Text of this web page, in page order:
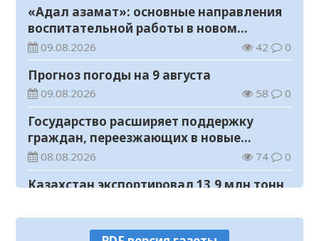
«Адал азамат»: основные направления
воспитательной работы в новом
учебном году
09.08.2026 42 0
Прогноз погоды на 9 августа
09.08.2026 58 0
Государство расширяет поддержку
граждан, переезжающих в новые
регионы для работы
08.08.2026 74 0
Казахстан экспортировал 13,9 млн тонн
08.08.2026 86 0